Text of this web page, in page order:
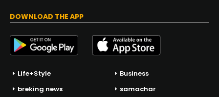
DOWNLOAD THE APP
Life+Style
Business
breking news
samachar